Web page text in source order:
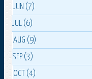
JUN (7)
JUL (6)
AUG (9)
SEP (3)
OCT (4)